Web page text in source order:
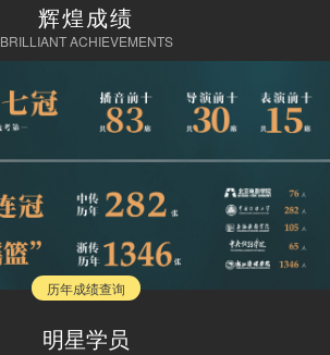
辉煌成绩
BRILLIANT ACHIEVEMENTS
历年成绩查询
明星学员